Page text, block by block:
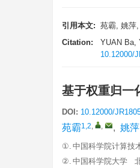
引用本文: 苑霸, 姚萍
Citation:
YUAN Ba,
10.12000/
基于权重归一
DOI: 10.12000/
苑霸1,2, , , 姚萍
①. 中国科学院计算
②. 中国科学院大学